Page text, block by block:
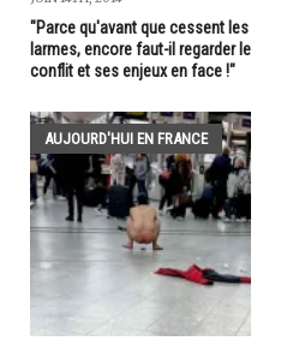
"Parce qu'avant que cessent les
larmes, encore faut-il regarder le
conflit et ses enjeux en face !"
AUJOURD'HUI EN FRANCE